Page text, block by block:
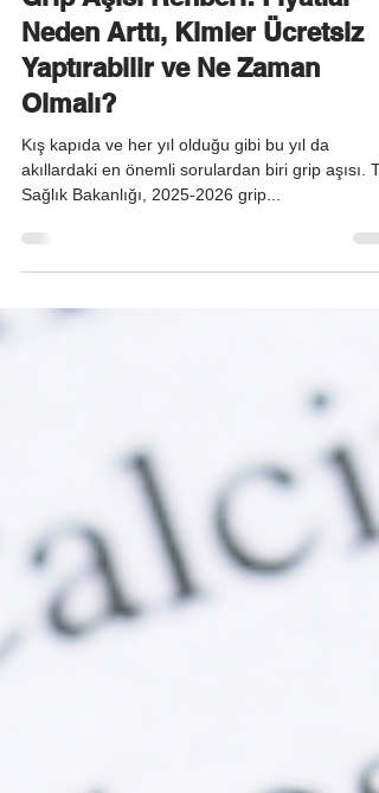
EKO SAĞLIK
Grip Aşısı Rehberi: Fiyatlar
Neden Arttı, Kimler Ücretsiz
Yaptırabilir ve Ne Zaman
Olmalı?
akıllardaki en önemli sorulardan biri grip aşısı.
Sağlık Bakanlığı, 2025-2026 grip...